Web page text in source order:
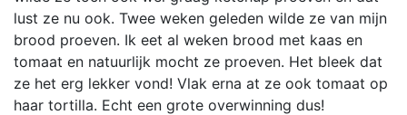
lust ze nu ook. Twee weken geleden wilde ze van mijn
brood proeven. Ik eet al weken brood met kaas en
tomaat en natuurlijk mocht ze proeven. Het bleek dat
ze het erg lekker vond! Vlak erna at ze ook tomaat op
haar tortilla. Echt een grote overwinning dus!